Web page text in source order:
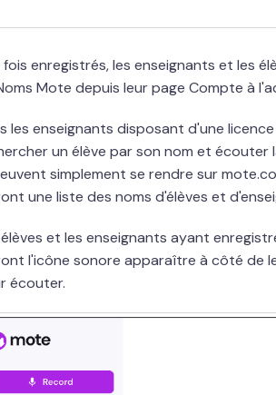
fois enregistrés, les enseignants et les
Mote depuis leur page Compte à
les enseignants disposant d'une
un élève par son nom et
simplement se rendre sur
une liste des noms d'élèves et
et les enseignants ayant
l'icône sonore apparaître à côté de
écouter.